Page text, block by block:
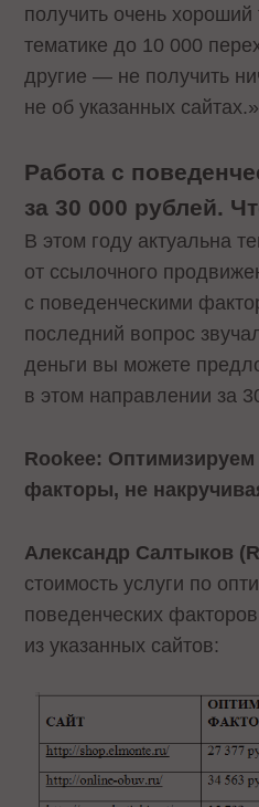
получить очень хороший
тематике до 10 000
другие — не получить
не об указанных сайтах.»
Работа с
за 30 000 рублей.
В этом году актуальна
от ссылочного
с поведенческими
последний вопрос
деньги вы можете
в этом направлении за
Rookee: Оптимизируем
факторы, не
Александр Салтыков
стоимость услуги по
поведенческих
из указанных сайтов: